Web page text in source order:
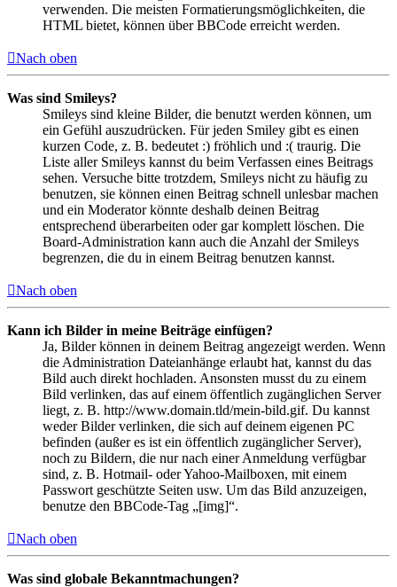
verwenden. Die meisten Formatierungsmöglichkeiten, die
HTML bietet, können über BBCode erreicht werden.
Nach oben
Was sind Smileys?
Smileys sind kleine Bilder, die benutzt werden können, um
ein Gefühl auszudrücken. Für jeden Smiley gibt es einen
kurzen Code, z. B. bedeutet :) fröhlich und :( traurig. Die
Liste aller Smileys kannst du beim Verfassen eines Beitrags
sehen. Versuche bitte trotzdem, Smileys nicht zu häufig zu
benutzen, sie können einen Beitrag schnell unlesbar machen
und ein Moderator könnte deshalb deinen Beitrag
entsprechend überarbeiten oder gar komplett löschen. Die
Board-Administration kann auch die Anzahl der Smileys
begrenzen, die du in einem Beitrag benutzen kannst.
Nach oben
Kann ich Bilder in meine Beiträge einfügen?
Ja, Bilder können in deinem Beitrag angezeigt werden. Wenn
die Administration Dateianhänge erlaubt hat, kannst du das
Bild auch direkt hochladen. Ansonsten musst du zu einem
Bild verlinken, das auf einem öffentlich zugänglichen Server
liegt, z. B. http://www.domain.tld/mein-bild.gif. Du kannst
weder Bilder verlinken, die sich auf deinem eigenen PC
befinden (außer es ist ein öffentlich zugänglicher Server),
noch zu Bildern, die nur nach einer Anmeldung verfügbar
sind, z. B. Hotmail- oder Yahoo-Mailboxen, mit einem
Passwort geschützte Seiten usw. Um das Bild anzuzeigen,
benutze den BBCode-Tag „[img]“.
Nach oben
Was sind globale Bekanntmachungen?